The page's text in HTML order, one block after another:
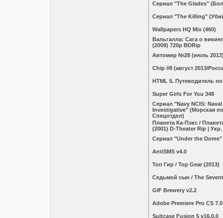
Сериал "The Glades"
Сериал "The Killing"
Wallpapers HQ Mix (460)
Вальгалла: Сага о
(2009) 720p BDRip
Автомир №28 (июль
Chip #8 (август 2013/
HTML 5. Путеводитель
Super Girls For You 348
Сериал "Navy NCIS:
Investigative" (Морская
Спецотдел)
Планета Ка-Пэкс /
(2001) D-Theater Rip | Укр.
Сериал "Under the
AntiSMS v4.0
Топ Гир / Top Gear (2013)
Седьмой сын / The
GIF Brewery v2.2
Adobe Premiere Pro CS
Suitcase Fusion 5 v16.0.0